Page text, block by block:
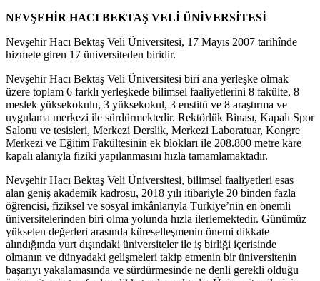
NEVŞEHİR HACI BEKTAŞ VELİ ÜNİVERSİTESİ
Nevşehir Hacı Bektaş Veli Üniversitesi, 17 Mayıs 2007 tarihînde
hizmete giren 17 üniversiteden biridir.
Nevşehir Hacı Bektaş Veli Üniversitesi biri ana yerleşke olmak
üzere toplam 6 farklı yerleşkede bilimsel faaliyetlerini 8 fakülte, 8
meslek yüksekokulu, 3 yüksekokul, 3 enstitü ve 8 araştırma ve
uygulama merkezi ile sürdürmektedir. Rektörlük Binası, Kapalı Spor
Salonu ve tesisleri, Merkezi Derslik, Merkezi Laboratuar, Kongre
Merkezi ve Eğitim Fakültesinin ek blokları ile 208.800 metre kare
kapalı alanıyla fiziki yapılanmasını hızla tamamlamaktadır.
Nevşehir Hacı Bektaş Veli Üniversitesi, bilimsel faaliyetleri esas
alan geniş akademik kadrosu, 2018 yılı itibariyle 20 binden fazla
öğrencisi, fiziksel ve sosyal imkânlarıyla Türkiye’nin en önemli
üniversitelerinden biri olma yolunda hızla ilerlemektedir. Günümüz
yükselen değerleri arasında küreselleşmenin önemi dikkate
alındığında yurt dışındaki üniversiteler ile iş birliği içerisinde
olmanın ve dünyadaki gelişmeleri takip etmenin bir üniversitenin
başarıyı yakalamasında ve sürdürmesinde ne denli gerekli olduğu